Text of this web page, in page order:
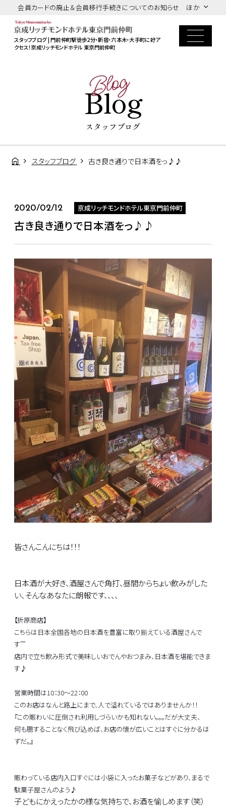
会員カードの廃止＆会員移行手続きについてのお知らせ ほか
スタッフブログ | 門前仲町駅徒歩2分・新宿・六本木・大手町に好ア
クセス！京成リッチモンドホテル 東京門前仲町
Blog
Blog
スタッフブログ
スタッフブログ 古き良き通りで日本酒をっ♪♪
2020/02/12 京成リッチモンドホテル東京門前仲町
古き良き通りで日本酒をっ♪♪
皆さんこんにちは！！！
日本酒が大好き、酒屋さんで角打、昼間からちょい飲みがした
い、そんなあなたに朗報です、、、、
【折原商店】
こちらは日本全国各地の日本酒を豊富に取り揃えている酒屋さんで
す””
店内で立ち飲み形式で美味しいおでんやおつまみ、日本酒を堪能できま
す♪
営業時間は10：30～22：00
このお店はなんと路上にまで、人で溢れているではありませんか！！
『この賑わいに圧倒され利用しづらいかも知れない。。。だが大丈夫、
何も臆することなく飛び込めば、お店の懐が広いことはすぐに分かるは
ずだ。』
賑わっている店内入口すぐには小袋に入ったお菓子などがあり、まるで
駄菓子屋さんのよう♪
子どもにかえったかの様な気持ちで、お酒を愉しめます（笑）